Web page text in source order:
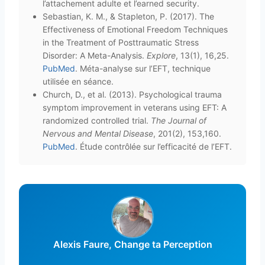
l’attachement adulte et l’earned security.
Sebastian, K. M., & Stapleton, P. (2017). The
Effectiveness of Emotional Freedom Techniques
in the Treatment of Posttraumatic Stress
Disorder: A Meta-Analysis. Explore, 13(1), 16,25.
PubMed. Méta-analyse sur l’EFT, technique
utilisée en séance.
Church, D., et al. (2013). Psychological trauma
symptom improvement in veterans using EFT: A
randomized controlled trial. The Journal of
Nervous and Mental Disease, 201(2), 153,160.
PubMed. Étude contrôlée sur l’efficacité de l’EFT.
Alexis Faure, Change ta Perception